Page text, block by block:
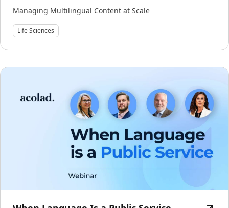
Managing Multilingual Content at Scale
Life Sciences